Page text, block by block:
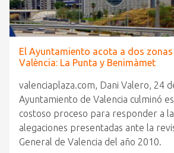
El Ayuntamiento acota a dos
València: La Punta y Benimàmet
valenciaplaza.com, Dani Valero, 24
Ayuntamiento de Valencia culminó
costoso proceso para responder a
alegaciones presentadas ante la
General de Valencia del año 2010.